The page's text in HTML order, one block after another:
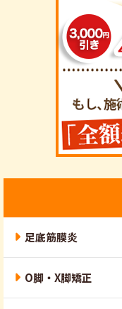
足底筋膜炎
O脚・X脚矯正